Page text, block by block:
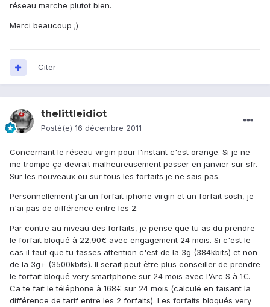
réseau marche plutot bien.
Merci beaucoup ;)
Citer
thelittleidiot
Posté(e) 16 décembre 2011
Concernant le réseau virgin pour l'instant c'est orange. Si je ne
me trompe ça devrait malheureusement passer en janvier sur sfr.
Sur les nouveaux ou sur tous les forfaits je ne sais pas.
Personnellement j'ai un forfait iphone virgin et un forfait sosh, je
n'ai pas de différence entre les 2.
Par contre au niveau des forfaits, je pense que tu as du prendre
le forfait bloqué à 22,90€ avec engagement 24 mois. Si c'est le
cas il faut que tu fasses attention c'est de la 3g (384kbits) et non
de la 3g+ (3500kbits). Il serait peut être plus conseiller de prendre
le forfait bloqué very smartphone sur 24 mois avec l'Arc S à 1€.
Ca te fait le téléphone à 168€ sur 24 mois (calculé en faisant la
différence de tarif entre les 2 forfaits). Les forfaits bloqués very